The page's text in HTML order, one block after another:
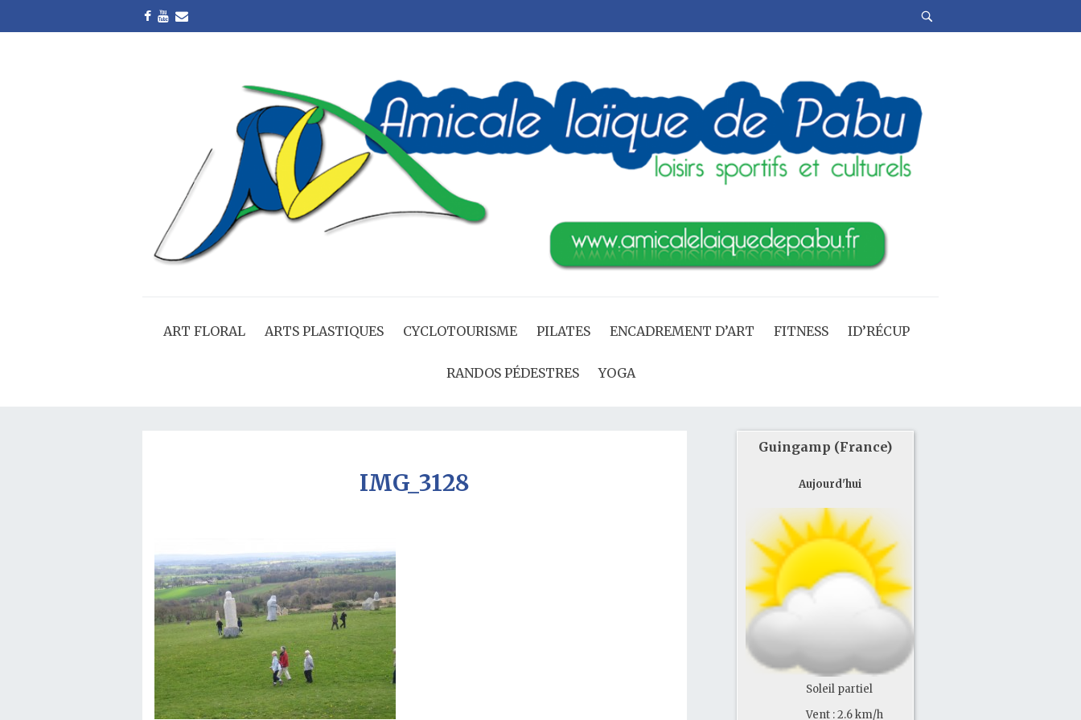
ART FLORAL ARTS PLASTIQUES CYCLOTOURISME PILATES ENCADREMENT D’ART FITNESS ID’RÉCUP
RANDOS PÉDESTRES YOGA
IMG_3128
Guingamp (France)
Aujourd'hui
Soleil partiel
Vent : 2.6 km/h